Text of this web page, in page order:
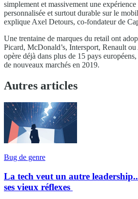
simplement et massivement une
personnalisée et surtout durable sur le
explique Axel Detours, co-fondateur de
Une trentaine de marques du retail ont
Picard, McDonald’s, Intersport, Renault
opère déjà dans plus de 15 pays
de nouveaux marchés en 2019.
Autres articles
Bug de genre
La tech veut un autre
ses vieux réflexes